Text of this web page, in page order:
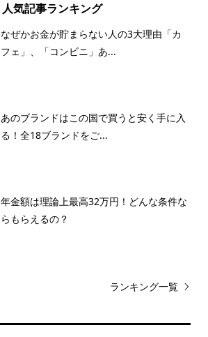
人気記事ランキング
なぜかお金が貯まらない人の3大理由「カ
フェ」、「コンビニ」あ...
あのブランドはこの国で買うと安く手に入
る！全18ブランドをご...
年金額は理論上最高32万円！どんな条件な
らもらえるの？
ランキング一覧